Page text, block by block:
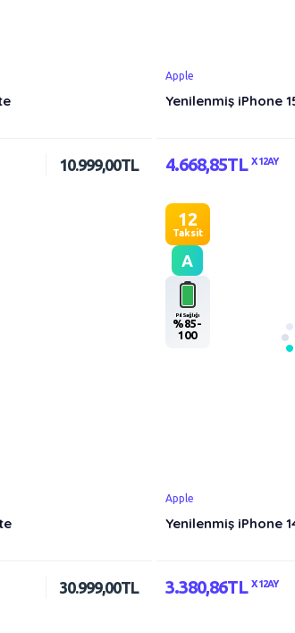
10.999,00TL
Apple
Yenilenmiş iPhone
4.668,85TL X 12AY
30.999,00TL
12
Taksit
A
Pil Sağlığı
%85-
100
Apple
Yenilenmiş iPhone
3.380,86TL X 12AY